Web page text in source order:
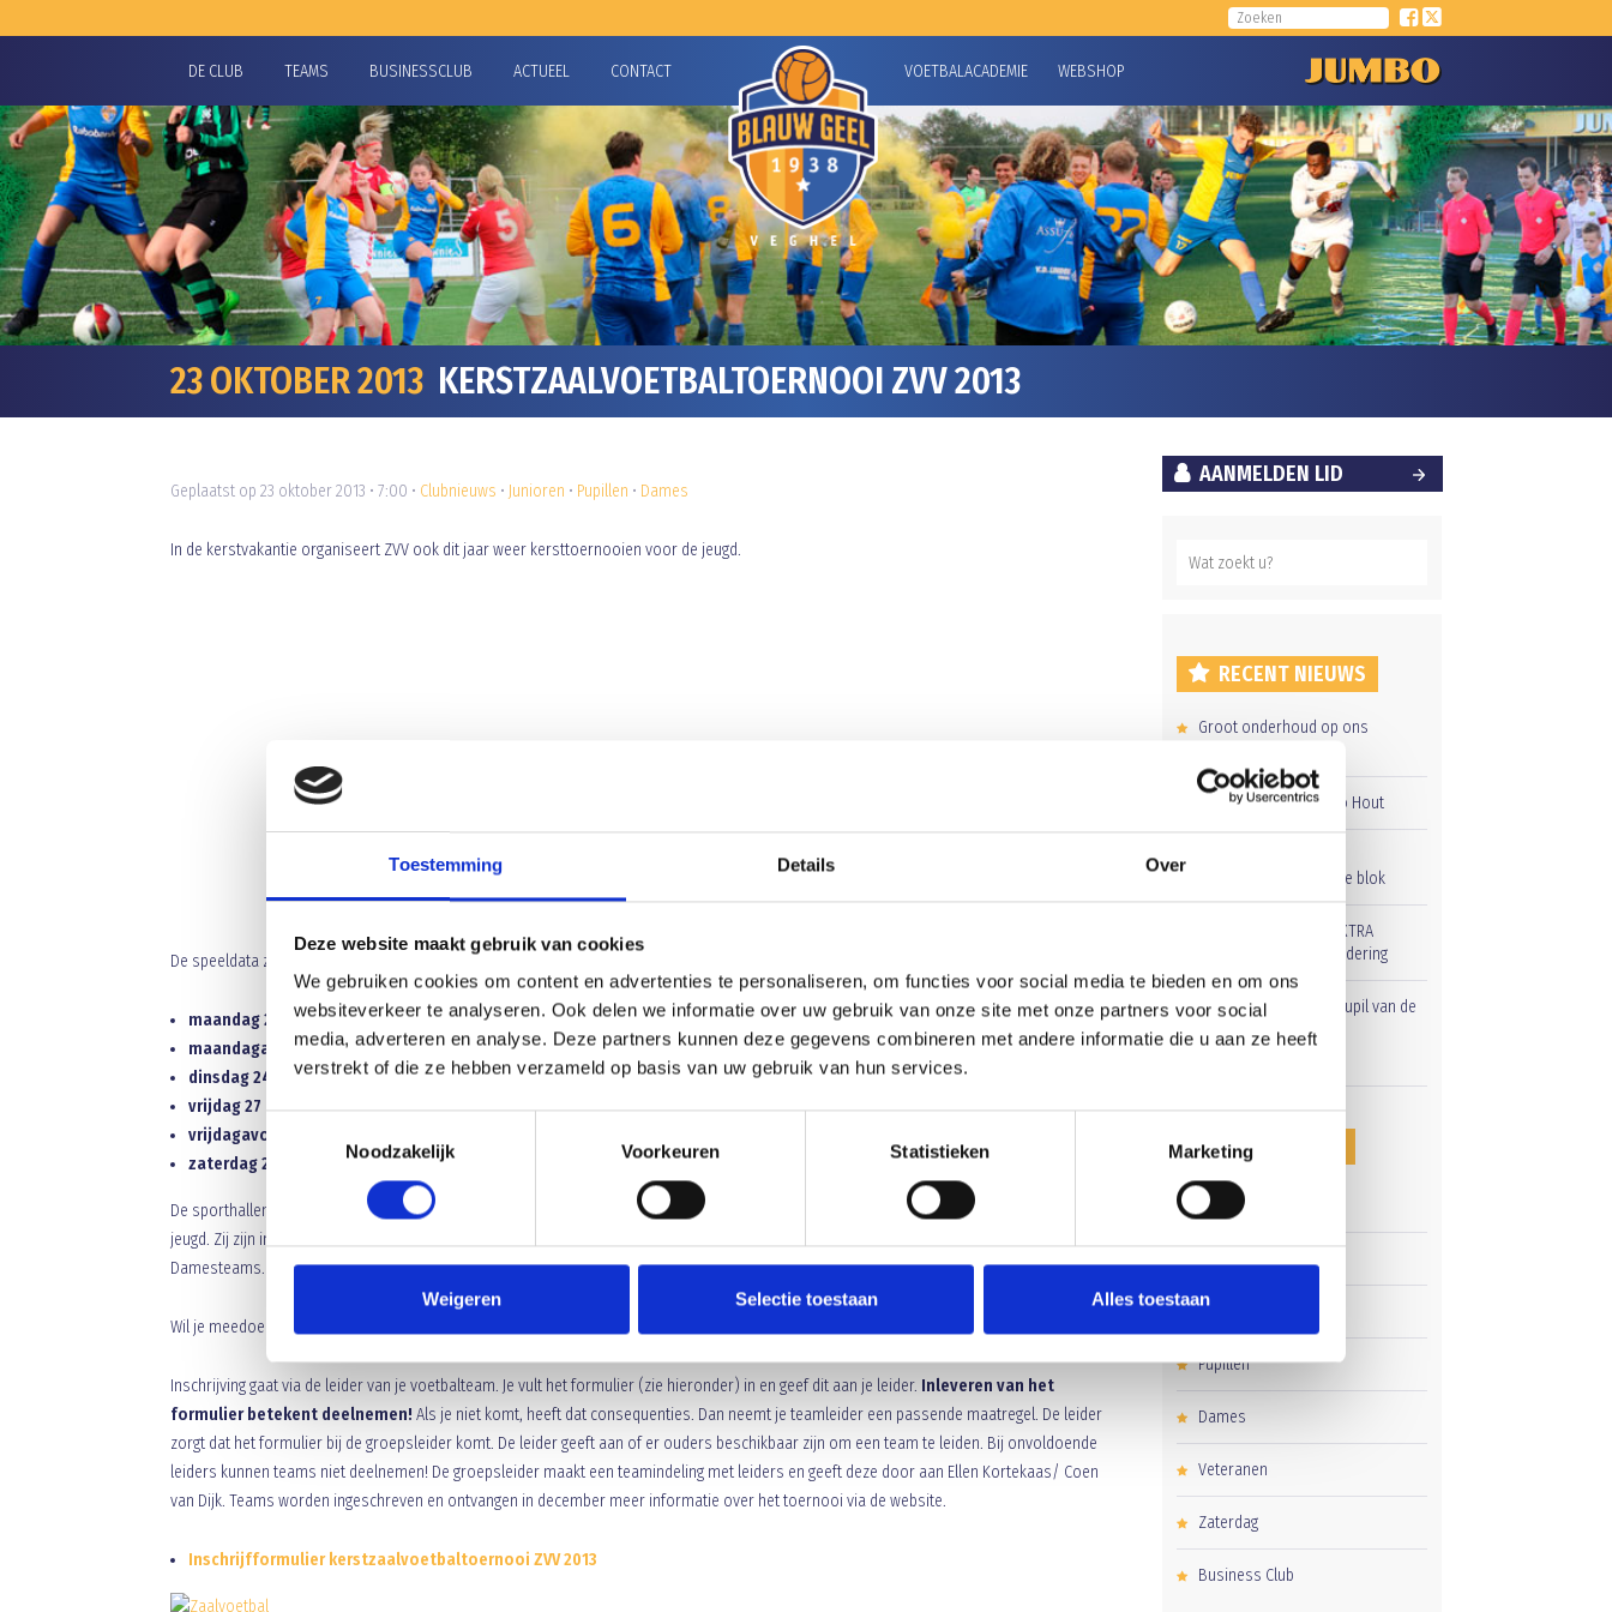
Toestemming Details Over
Deze website maakt gebruik van cookies
We gebruiken cookies om content en advertenties te personaliseren, om functies voor social media te bieden en om ons
websiteverkeer te analyseren. Ook delen we informatie over uw gebruik van onze site met onze partners voor social
media, adverteren en analyse. Deze partners kunnen deze gegevens combineren met andere informatie die u aan ze heeft
verstrekt of die ze hebben verzameld op basis van uw gebruik van hun services.
Noodzakelijk
Voorkeuren Statistieken Marketing
Weigeren Selectie toestaan Alles toestaan
DE CLUB TEAMS BUSINESSCLUB ACTUEEL CONTACT VOETBALACADEMIE WEBSHOP
23 OKTOBER 2013 KERSTZAALVOETBALTOERNOOI ZVV 2013
Geplaatst op 23 oktober 2013 • 7:00 • Clubnieuws • Junioren • Pupillen • Dames
In de kerstvakantie organiseert ZVV ook dit jaar weer kersttoernooien voor de jeugd.
De speeldata zijn:
maandag 23 december 2013 C-teams
maandagavond 23 december 2013 B-teams in Sporthal Zwijsen + De Bunders
dinsdag 24 december 2013 D-teams
vrijdag 27 december 2013 E-teams
vrijdagavond 27 december 2013 Damesteams (> 16 jaar) in Sporthal Zwijsen
zaterdag 28 december 2013 F-teams
De sporthallen (Bunders-Zwijsen-Ter Aa/Erp) zijn op bovengenoemde data van 9.30 uur tot 15.30 uur gereserveerd voor de voetballende
jeugd. Zij zijn ingedeeld voor C-,D-,E- en F-teams. ’s Avonds wordt er gespeeld van 18.30 uur tot 21.30 uur voor de B-teams en de
Damesteams.
Wil je meedoen, schrijf dan in voor
Inschrijving gaat via de leider van je voetbalteam. Je vult het formulier (zie hieronder) in en geef dit aan je leider. Inleveren van het
formulier betekent deelnemen! Als je niet komt, heeft dat consequenties. Dan neemt je teamleider een passende maatregel. De leider
zorgt dat het formulier bij de groepsleider komt. De leider geeft aan of er ouders beschikbaar zijn om een team te leiden. Bij onvoldoende
leiders kunnen teams niet deelnemen! De groepsleider maakt een teamindeling met leiders en geeft deze door aan Ellen Kortekaas/ Coen
van Dijk. Teams worden ingeschreven en ontvangen in december meer informatie over het toernooi via de website.
Inschrijfformulier kerstzaalvoetbaltoernooi ZVV 2013
AANMELDEN LID
RECENT NIEUWS
Groot onderhoud op ons
Overwinning op Mierlo Hout
oefenwedstrijd tweede blok
Uitnodiging voor de EXTRA
Algemene Ledenvergadering
Word jij de volgende Pupil van de
Week bij BlauwGeel?
CATEGORIEËN
Clubnieuws
Junioren
Pupillen
Dames
Veteranen
Zaterdag
Business Club